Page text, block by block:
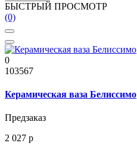
БЫСТРЫЙ ПРОСМОТР
(0)
0
103567
Керамическая ваза Белиссимо
Предзаказ
2 027 р